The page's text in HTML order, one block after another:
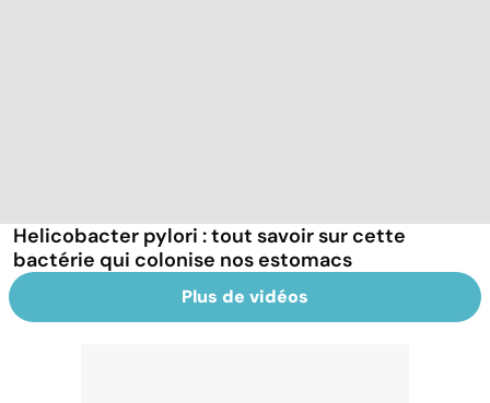
Helicobacter pylori : tout savoir sur cette
bactérie qui colonise nos estomacs
Plus de vidéos